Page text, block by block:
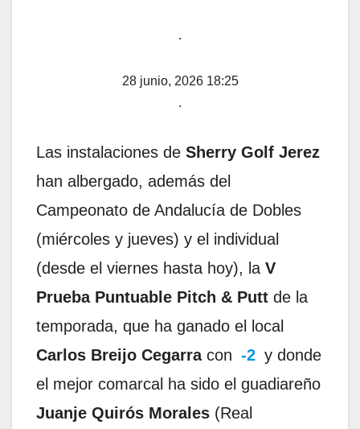
.
28 junio, 2026 18:25
.
Las instalaciones de Sherry Golf Jerez
han albergado, además del
Campeonato de Andalucía de Dobles
(miércoles y jueves) y el individual
(desde el viernes hasta hoy), la V
Prueba Puntuable Pitch & Putt de la
temporada, que ha ganado el local
Carlos Breijo Cegarracon -2 y donde
el mejor comarcal ha sido el guadiareño
Juanje Quirós Morales (Real